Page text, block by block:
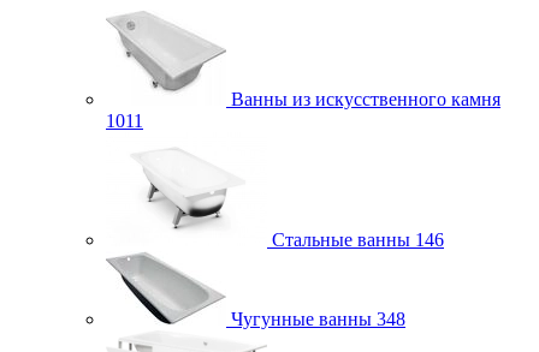
Ванны из искусственного камня
1011
Стальные ванны 146
Чугунные ванны 348